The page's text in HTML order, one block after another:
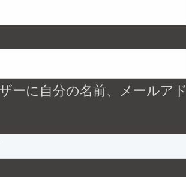
ーに自分の名前、メールアド